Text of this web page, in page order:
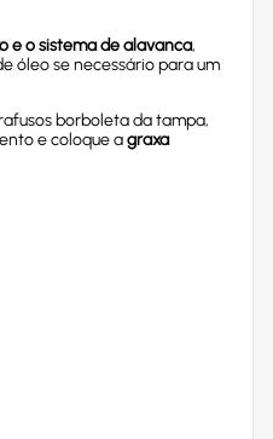
e o sistema de alavanca,
óleo se necessário para um
borboleta da tampa,
e coloque agraxa